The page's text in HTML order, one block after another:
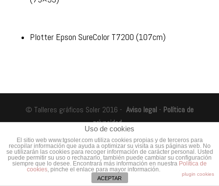
Plotter Epson SureColor T7200 (107cm)
© Talleres gráficos Soler 2016 - Aviso legal- Política de
privacidad-
Uso de cookies
El sitio web www.tgsoler.com utiliza cookies propias y de terceros para
recopilar información que ayuda a optimizar su visita a sus páginas web. No
se utilizarán las cookies para recoger información de carácter personal. Usted
puede permitir su uso o rechazarlo, también puede cambiar su configuración
siempre que lo desee. Encontrará más información en nuestra Política de
cookies, pinche el enlace para mayor información.
plugin cookies
ACEPTAR